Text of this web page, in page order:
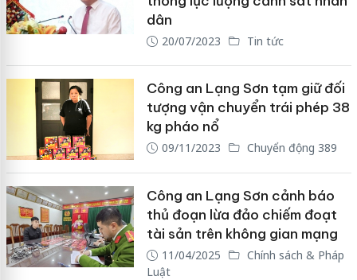
dân
20/07/2023 Tin tức
Công an Lạng Sơn tạm giữ đối
tượng vận chuyển trái phép 38
kg pháo nổ
09/11/2023 Chuyển động 389
Công an Lạng Sơn cảnh báo
thủ đoạn lừa đảo chiếm đoạt
tài sản trên không gian mạng
11/04/2025
Chính sách & Pháp
Luật